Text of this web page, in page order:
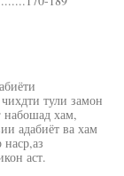
тули замон
набошад хам,
адабиёт ва хам
аст.